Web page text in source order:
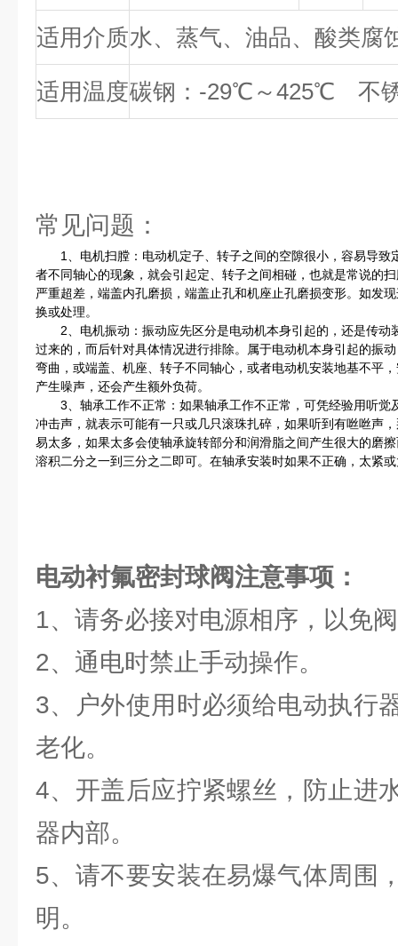
适用介质水、蒸气、油品、酸类腐
适用温度碳钢：-29℃～425℃ 不
常见问题：
1、电机扫膛：电动机定子、转子之间的空隙很小，容易导致
者不同轴心的现象，就会引起定、转子之间相碰，也就是常说的
严重超差，端盖内孔磨损，端盖止孔和机座止孔磨损变形。如发
换或处理。
2、电机振动：振动应先区分是电动机本身引起的，还是传动
过来的，而后针对具体情况进行排除。属于电动机本身引起的振
弯曲，或端盖、机座、转子不同轴心，或者电动机安装地基不平
产生噪声，还会产生额外负荷。
3、轴承工作不正常：如果轴承工作不正常，可凭经验用听觉
冲击声，就表示可能有一只或几只滚珠扎碎，如果听到有咝咝声
易太多，如果太多会使轴承旋转部分和润滑脂之间产生很大的磨
溶积二分之一到三分之二即可。在轴承安装时如果不正确，太紧
电动衬氟密封球阀注意事项：
1、请务必接对电源相序，以免
2、通电时禁止手动操作。
3、户外使用时必须给电动执行
老化。
4、开盖后应拧紧螺丝，防止进
器内部。
5、请不要安装在易爆气体周围
明。